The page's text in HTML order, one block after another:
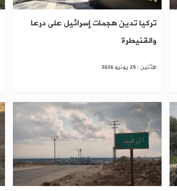
تركيا تدين هجمات إسرائيل على درعا
والقنيطرة
الاثنين : 29 يونيو 2026